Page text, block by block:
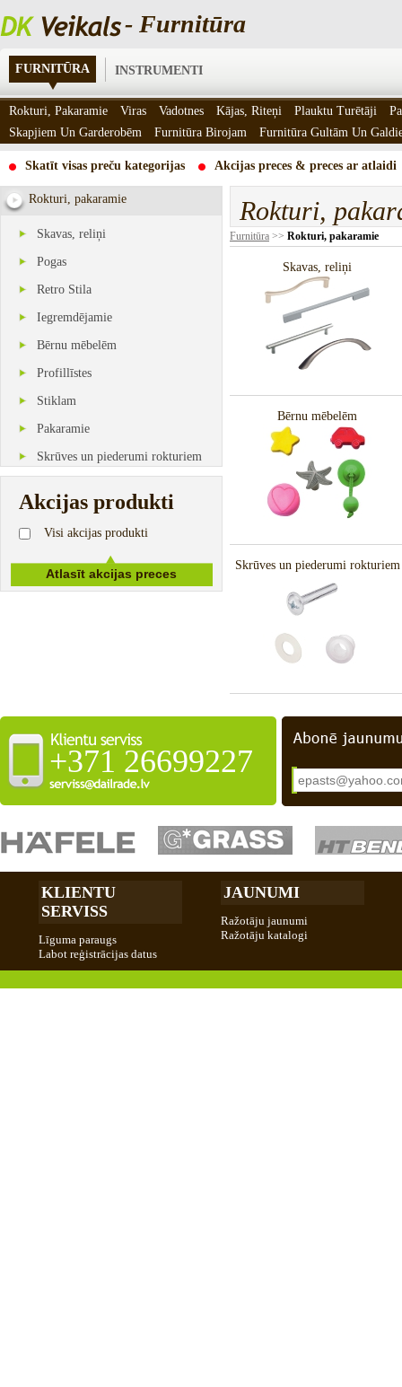
- Furnitūra
FURNITŪRA INSTRUMENTI
Skatīt visas preču kategorijas Akcijas preces & preces ar atlaidi
Rokturi, pakaramie
Skavas, reliņi
Pogas
Retro Stila
Iegremdējamie
Bērnu mēbelēm
Profillīstes
Stiklam
Pakaramie
Skrūves un piederumi rokturiem
Akcijas produkti
Visi akcijas produkti
Rokturi,
Furnitūra >> Rokturi, pakaramie
Skavas, reliņi
Bērnu mēbelēm
Skrūves un piederumi rokturiem
+371 26699227
Rokturi, Pakaramie Viras Vadotnes Kājas, Riteņi Plauktu Turētāji
Skapjiem Un Garderobēm
Furnitūra Birojam Furnitūra Gultām Un
KLIENTU
SERVISS
Līguma paraugs
Labot reģistrācijas datus
JAUNUMI
Ražotāju jaunumi
Ražotāju katalogi